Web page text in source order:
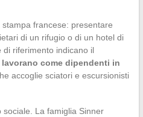
francese: presentare
di un rifugio o di un hotel di
riferimento indicano il
come dipendenti in
accoglie sciatori e escursionisti
La famiglia Sinner